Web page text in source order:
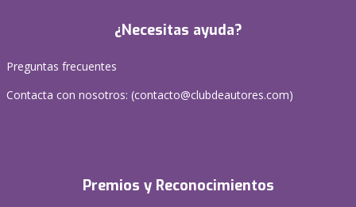
¿Necesitas ayuda?
Preguntas frecuentes
Contacta con nosotros: (contacto@clubdeautores.com)
Premios y Reconocimientos